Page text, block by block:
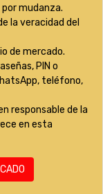
mudanza.
la veracidad del
de mercado.
PIN o
teléfono,
responsable de la
en esta